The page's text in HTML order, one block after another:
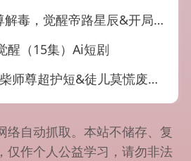
辰&开局为美女师尊解毒觉醒帝路星辰（76集）AI短剧
醒（15集）Ai短剧
&徒儿莫慌废柴师尊超护短（70集）AI短剧
络自动抓取。本站不储存、复
仅作个人公益学习，请勿非法